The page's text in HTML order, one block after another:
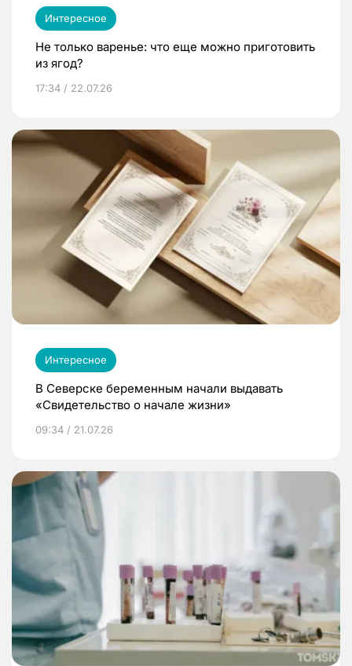
Интересное
Не только варенье: что еще можно приготовить
из ягод?
17:34 / 22.07.26
Интересное
В Северске беременным начали выдавать
«Свидетельство о начале жизни»
09:34 / 21.07.26